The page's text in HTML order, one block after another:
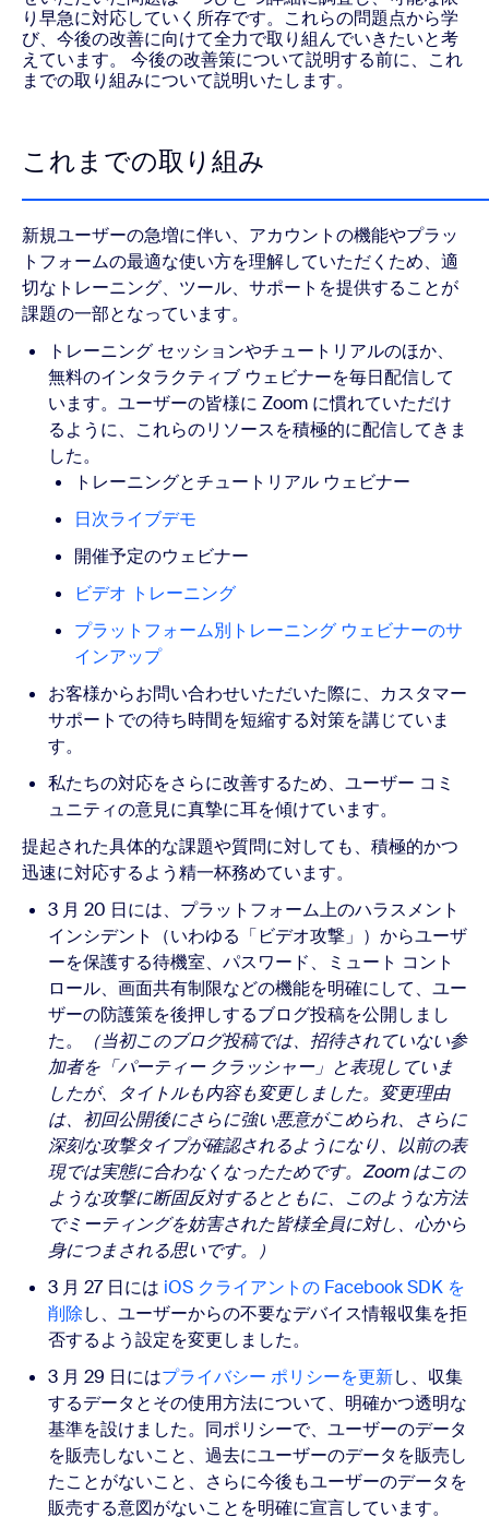
り早急に対応していく所存です。これらの問題点から学
び、今後の改善に向けて全力で取り組んでいきたいと考
えています。
今後の改善策について説明する前に、これ
までの取り組みについて説明いたします。
これまでの取り組み
新規ユーザーの急増に伴い、アカウントの機能やプラッ
トフォームの最適な使い方を理解していただくため、適
切なトレーニング、ツール、サポートを提供することが
課題の一部となっています。
トレーニング セッションやチュートリアルのほか、
無料のインタラクティブ ウェビナーを毎日配信して
います。ユーザーの皆様に Zoom に慣れていただけ
るように、これらのリソースを積極的に配信してきま
した。
トレーニングとチュートリアル ウェビナー
日次ライブデモ
開催予定のウェビナー
ビデオ トレーニング
プラットフォーム別トレーニング ウェビナーのサ
インアップ
お客様からお問い合わせいただいた際に、カスタマー
サポートでの待ち時間を短縮する対策を講じていま
す。
私たちの対応をさらに改善するため、ユーザー コミ
ュニティの意見に真摯に耳を傾けています。
提起された具体的な課題や質問に対しても、積極的かつ
迅速に対応するよう精一杯務めています。
3 月 20 日には、プラットフォーム上のハラスメント
インシデント（いわゆる「ビデオ攻撃」）からユーザ
ーを保護する待機室、パスワード、ミュート コント
ロール、画面共有制限などの機能を明確にして、ユー
ザーの防護策を後押しするブログ投稿を公開しまし
た。
（当初このブログ投稿では、招待されていない参
加者を「パーティー クラッシャー」と表現していま
したが、タイトルも内容も変更しました。変更理由
は、初回公開後にさらに強い悪意がこめられ、さらに
深刻な攻撃タイプが確認されるようになり、以前の表
現では実態に合わなくなったためです。Zoom はこの
ような攻撃に断固反対するとともに、このような方法
でミーティングを妨害された皆様全員に対し、心から
身につまされる思いです。）
3 月 27 日には iOS クライアントの Facebook SDK を
削除し、ユーザーからの不要なデバイス情報収集を拒
否するよう設定を変更しました。
3 月 29 日にはプライバシー ポリシーを更新し、収集
するデータとその使用方法について、明確かつ透明な
基準を設けました。同ポリシーで、 ユーザーのデータ
を販売しないこと、過去にユーザーのデータを販売し
たことがないこと、さらに今後もユーザーのデータを
販売する意図がないことを明確に宣言しています。